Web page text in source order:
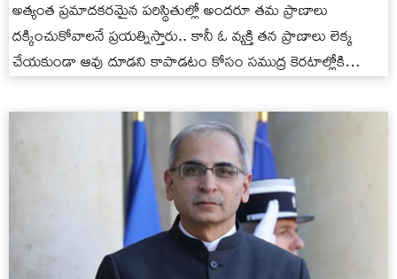
అత్యంత ప్రమాదకరమైన పరిస్థితుల్లో అందరూ తమ ప్రాణాలు
దక్కించుకోవాలనే ప్రయత్నిస్తారు.. కానీ ఓ వ్యక్తి తన ప్రాణాలు లెక్క
చేయకుండా ఆవు దూడని కాపాడటం కోసం సముద్ర కెరటాల్లోకి